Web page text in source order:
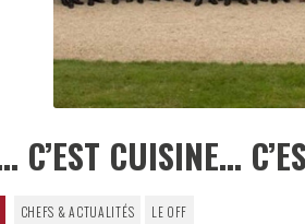
C’EST CUISINE…
CHEFS & ACTUALITÉS LE OFF